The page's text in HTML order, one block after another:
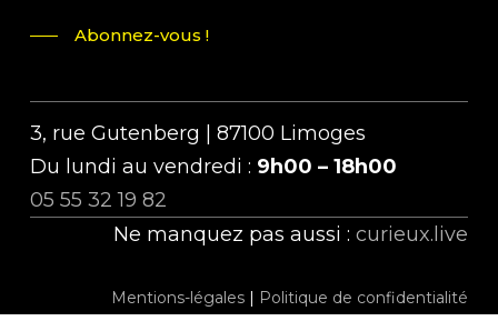
Abonnez-vous !
3, rue Gutenberg | 87100 Limoges
Du lundi au vendredi : 9h00 – 18h00
05 55 32 19 82
Ne manquez pas aussi :curieux.live
Mentions-légales | Politique de confidentialité